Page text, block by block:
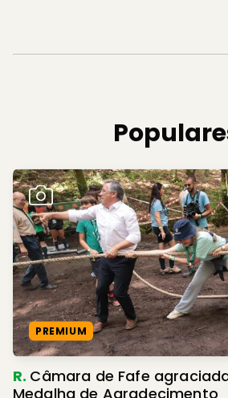
PREMIUM
R. Câmara de Fafe agraciada
Medalha de Agradecimento